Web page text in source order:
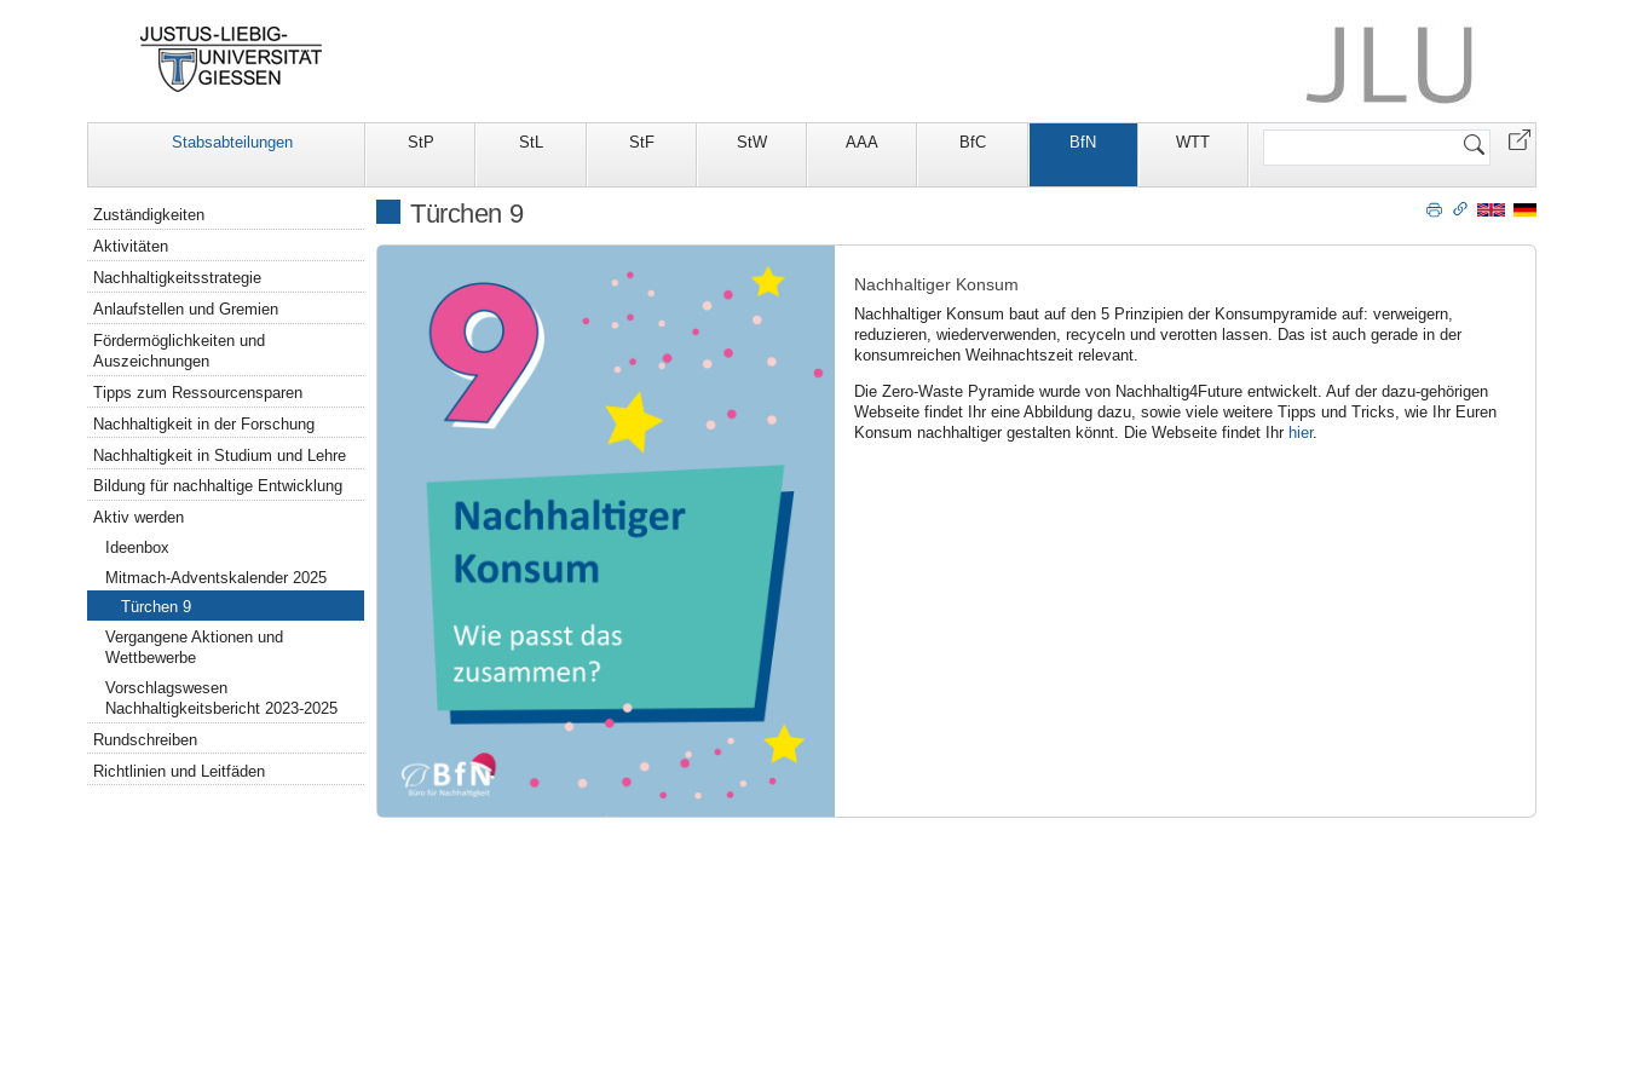
Stabsabteilungen StP StL StF StW AAA BfC BfN WTT
Website
Türchen 9
Nachhaltiger Konsum
Nachhaltiger Konsum baut auf den 5 Prinzipien der Konsumpyramide auf: verweigern,
reduzieren, wiederverwenden, recyceln und verotten lassen. Das ist auch gerade in der
konsumreichen Weihnachtszeit relevant.
Die Zero-Waste Pyramide wurde von Nachhaltig4Future entwickelt. Auf der dazu-gehörigen
Webseite findet Ihr eine Abbildung dazu, sowie viele weitere Tipps und Tricks, wie Ihr Euren
Konsum nachhaltiger gestalten könnt. Die Webseite findet Ihr hier.
Navigation
Zuständigkeiten
Aktivitäten
Nachhaltigkeitsstrategie
Anlaufstellen und Gremien
Fördermöglichkeiten und
Auszeichnungen
Tipps zum Ressourcensparen
Nachhaltigkeit in der Forschung
Nachhaltigkeit in Studium und Lehre
Bildung für nachhaltige Entwicklung
Aktiv werden
Ideenbox
Mitmach-Adventskalender 2025
Türchen 9
Vergangene Aktionen und
Wettbewerbe
Vorschlagswesen
Nachhaltigkeitsbericht 2023-2025
Rundschreiben
Richtlinien und Leitfäden